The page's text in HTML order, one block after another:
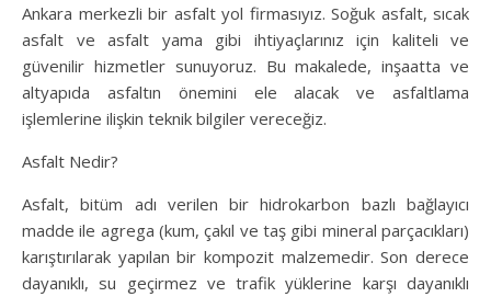
Ankara merkezli bir asfalt yol firmasıyız. Soğuk asfalt, sıcak
asfalt ve asfalt yama gibi ihtiyaçlarınız için kaliteli ve
güvenilir hizmetler sunuyoruz. Bu makalede, inşaatta ve
altyapıda asfaltın önemini ele alacak ve asfaltlama
işlemlerine ilişkin teknik bilgiler vereceğiz.
Asfalt Nedir?
Asfalt, bitüm adı verilen bir hidrokarbon bazlı bağlayıcı
madde ile agrega (kum, çakıl ve taş gibi mineral parçacıkları)
karıştırılarak yapılan bir kompozit malzemedir. Son derece
dayanıklı, su geçirmez ve trafik yüklerine karşı dayanıklı